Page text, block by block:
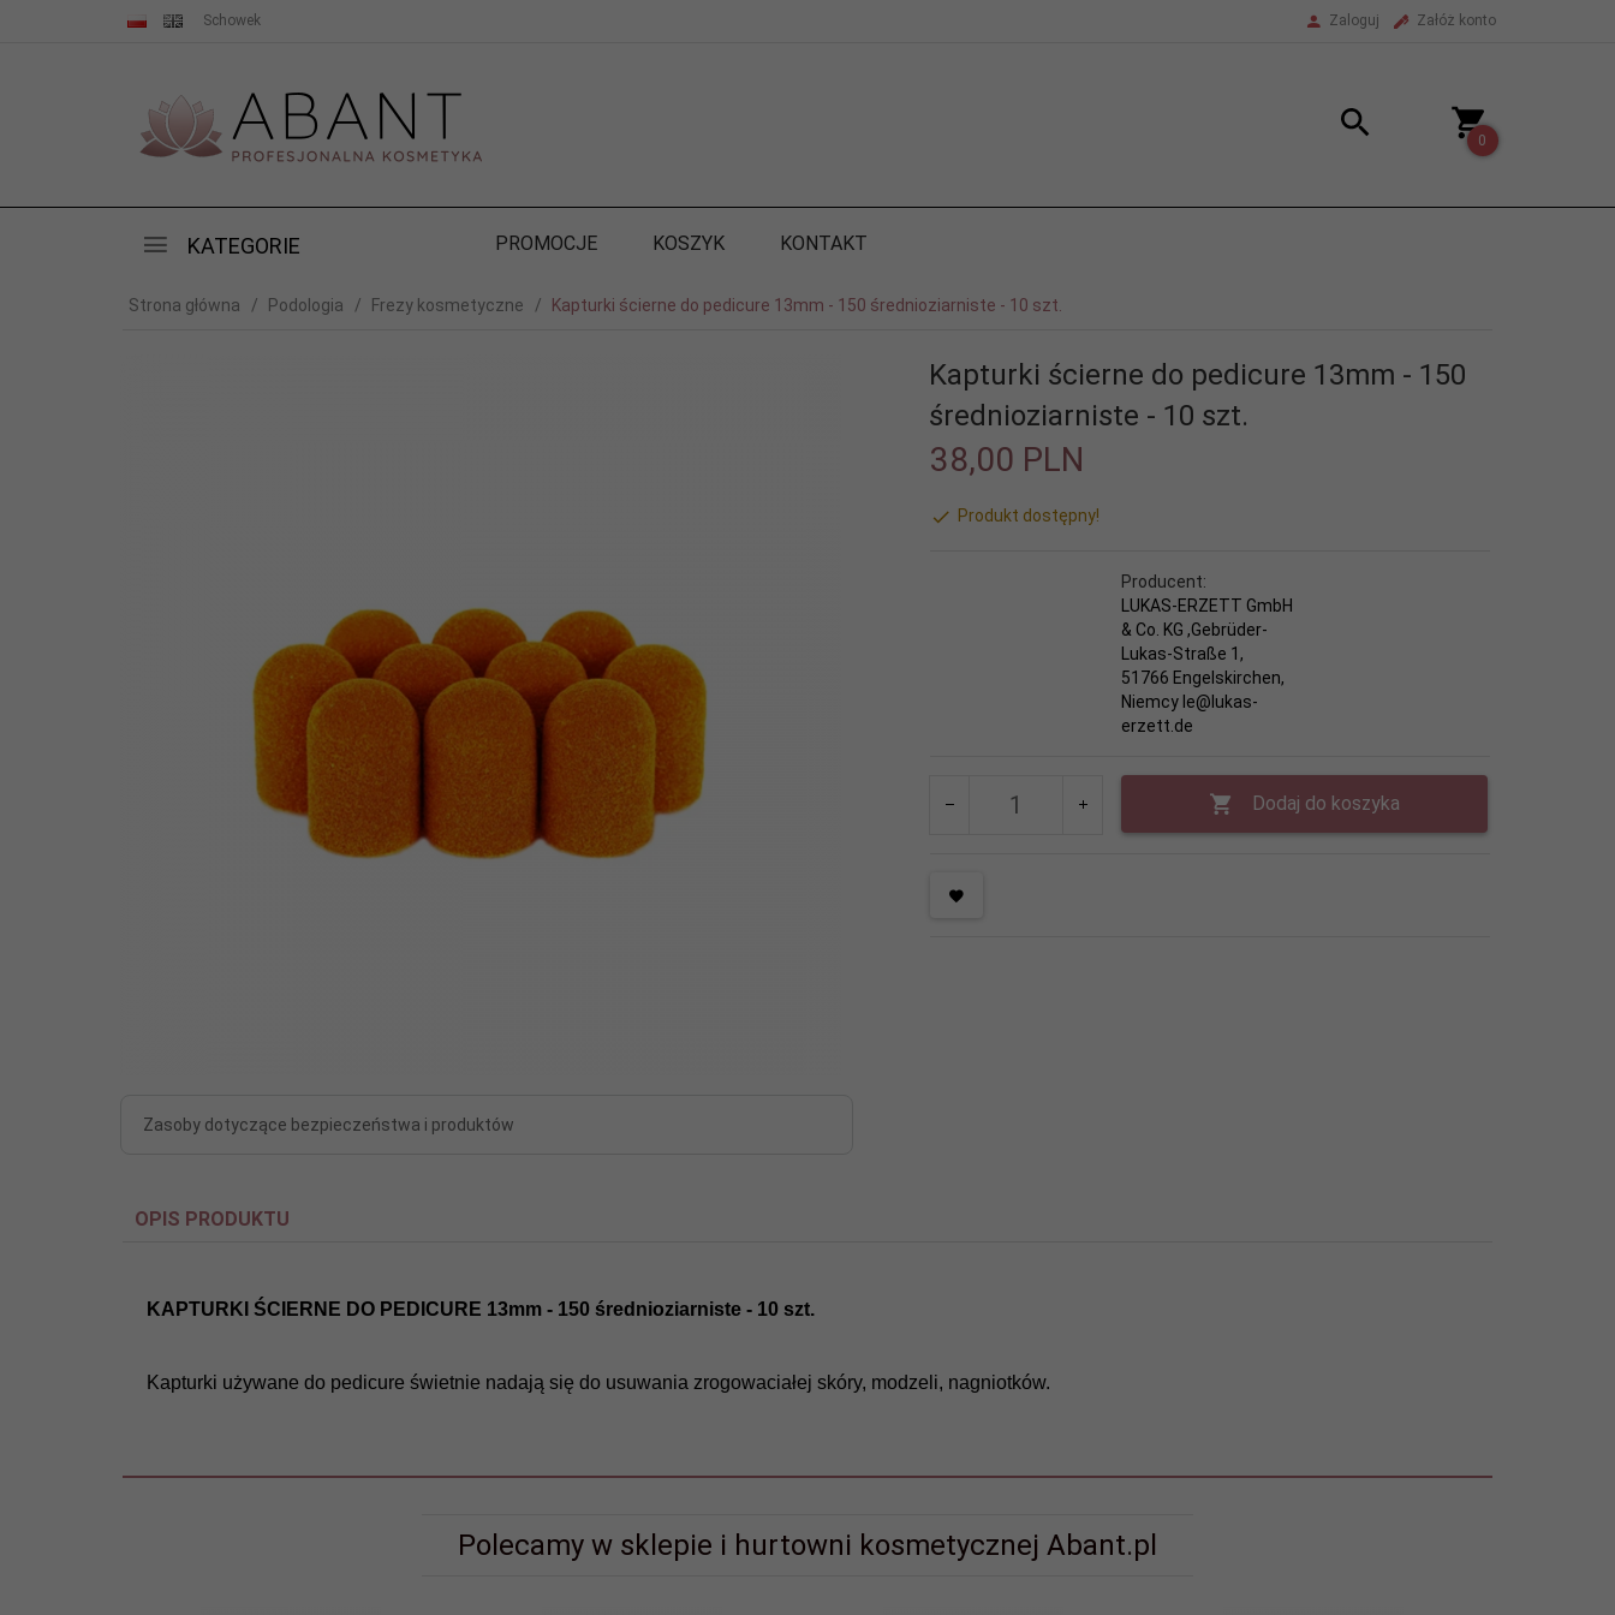
Schowek Zaloguj Załóż konto
0
KATEGORIE PROMOCJE KOSZYK KONTAKT
Strona główna Podologia Frezy kosmetyczne Kapturki ścierne do pedicure 13mm - 150 średnioziarniste - 10 szt.
Zasoby dotyczące bezpieczeństwa i produktów
Kapturki ścierne do pedicure 13mm - 150
średnioziarniste - 10 szt.
38,00 PLN
Produkt dostępny!
Producent:
LUKAS-ERZETT GmbH
& Co. KG ,Gebrüder-
Lukas-Straße 1,
51766 Engelskirchen,
Niemcy le@lukas-
erzett.de
Dodaj do koszyka
OPIS PRODUKTU
KAPTURKI ŚCIERNE DO PEDICURE 13mm - 150 średnioziarniste - 10 szt.
Kapturki używane do pedicure świetnie nadają się do usuwania zrogowaciałej skóry, modzeli, nagniotków.
Polecamy w sklepie i hurtowni kosmetycznej Abant.pl